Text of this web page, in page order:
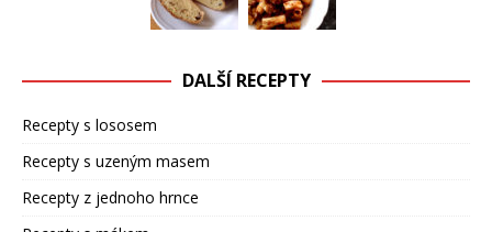
DALŠÍ RECEPTY
Recepty s lososem
Recepty s uzeným masem
Recepty z jednoho hrnce